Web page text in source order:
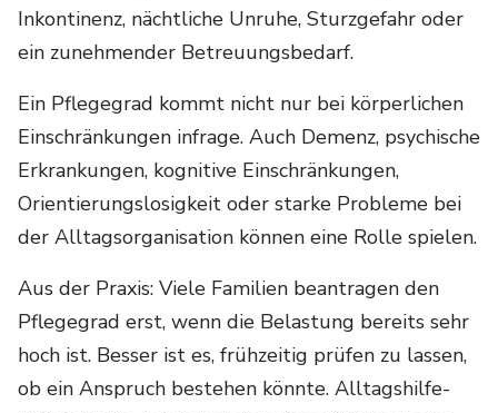
Inkontinenz, nächtliche Unruhe, Sturzgefahr oder
ein zunehmender Betreuungsbedarf.
Ein Pflegegrad kommt nicht nur bei körperlichen
Einschränkungen infrage. Auch Demenz, psychische
Erkrankungen, kognitive Einschränkungen,
Orientierungslosigkeit oder starke Probleme bei
der Alltagsorganisation können eine Rolle spielen.
Aus der Praxis: Viele Familien beantragen den
Pflegegrad erst, wenn die Belastung bereits sehr
hoch ist. Besser ist es, frühzeitig prüfen zu lassen,
ob ein Anspruch bestehen könnte. Alltagshilfe-